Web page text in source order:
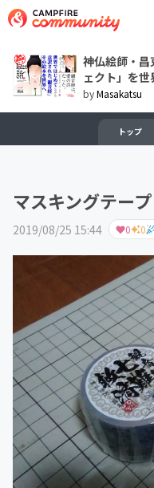
神仏絵師・
ェクト」を世
byMasakatsu
トップ
マスキングテープ
2019/08/25 15:44 0 0